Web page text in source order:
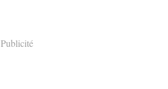
Publicité